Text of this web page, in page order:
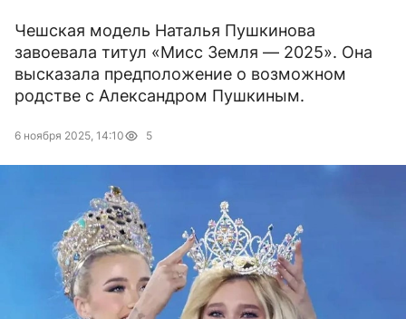
Чешская модель Наталья Пушкинова
завоевала титул «Мисс Земля — 2025». Она
высказала предположение о возможном
родстве с Александром Пушкиным.
6 ноября 2025, 14:10 5